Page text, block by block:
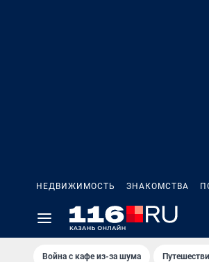
НЕДВИЖИМОСТЬ ЗНАКОМСТВА
Война с кафе из-за шума